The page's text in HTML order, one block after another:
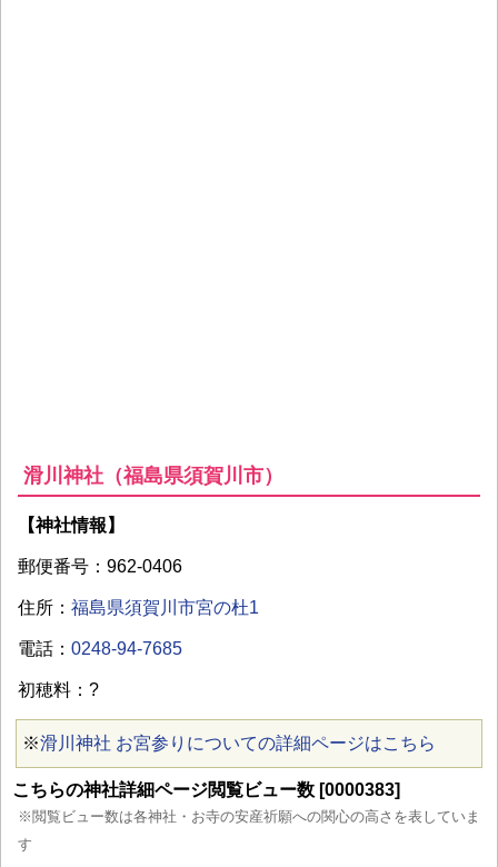
滑川神社（福島県須賀川市）
【神社情報】
郵便番号：962-0406
住所： 福島県須賀川市宮の杜1
電話： 0248-94-7685
初穂料：?
※滑川神社 お宮参りについての詳細ページはこちら
こちらの神社詳細ページ閲覧ビュー数 [0000383]
※閲覧ビュー数は各神社・お寺の安産祈願への関心の高さを表していま
す